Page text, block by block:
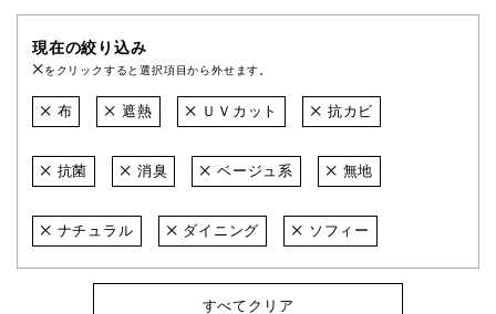
現在の絞り込み
をクリックすると選択項目から外せます。
布 遮熱 ＵＶカット 抗カビ
抗菌 消臭 ベージュ系 無地
ナチュラル ダイニング ソフィー
すべてクリア